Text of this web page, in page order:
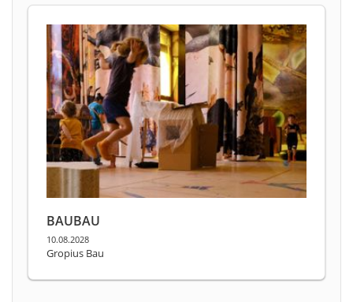
BAUBAU
10.08.2028
Gropius Bau